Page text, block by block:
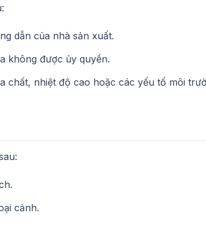
dẫn của nhà sản xuất.
không được ủy quyền.
chất, nhiệt độ cao hoặc các yếu tố môi
cảnh.